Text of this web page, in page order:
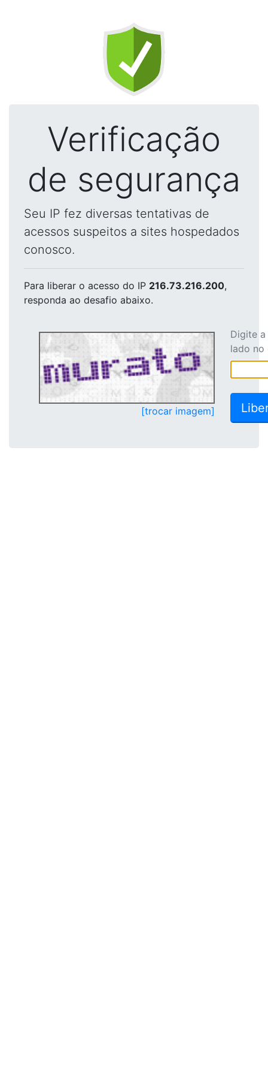
Verificação
de segurança
Seu IP fez diversas tentativas de
acessos suspeitos a sites hospedados
conosco.
Para liberar o acesso do IP 216.73.216.200,
responda ao desafio abaixo.
[trocar imagem]
Digite
lado no